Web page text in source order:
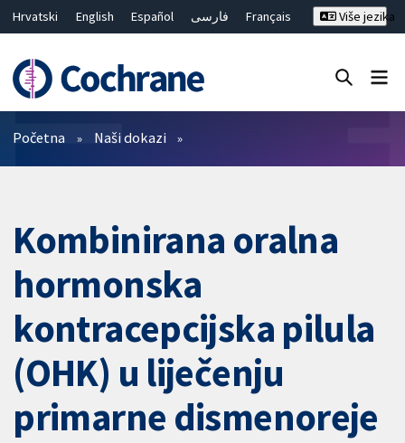
Hrvatski English Español فارسی
Français
繁體中文
简体中文
Više jezika
Prečistači
Početna Naši dokazi
Kombinirana oralna
hormonska
kontracepcijska pilula
(OHK) u liječenju
primarne dismenoreje